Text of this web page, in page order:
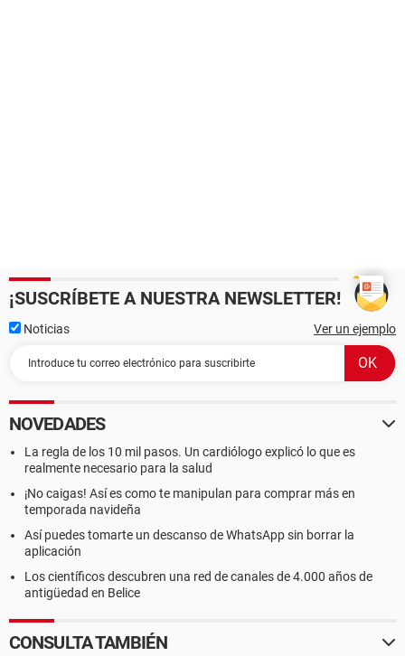
¡SUSCRÍBETE A NUESTRA NEWSLETTER!
Noticias Ver un ejemplo
NOVEDADES
La regla de los 10 mil pasos. Un cardiólogo explicó lo que es
realmente necesario para la salud
¡No caigas! Así es como te manipulan para comprar más en
temporada navideña
Así puedes tomarte un descanso de WhatsApp sin borrar la
aplicación
Los científicos descubren una red de canales de 4.000 años de
antigüedad en Belice
CONSULTA TAMBIÉN